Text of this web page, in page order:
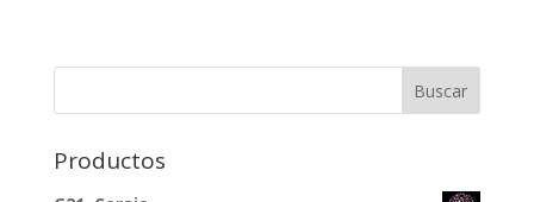
desde
Buscar
Productos